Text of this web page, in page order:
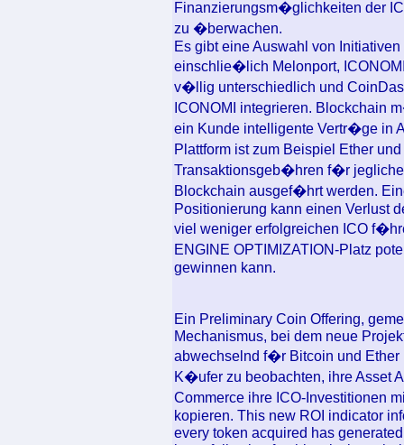
Finanzierungsm�glichkeiten der
zu �berwachen.
Es gibt eine Auswahl von
einschlie�lich Melonport,
v�llig unterschiedlich und
ICONOMI integrieren. Blockchain
ein Kunde intelligente Vertr�ge in
Plattform ist zum Beispiel Ether
Transaktionsgeb�hren f�r jegliche
Blockchain ausgef�hrt werden.
Positionierung kann einen Verlust
viel weniger erfolgreichen ICO
ENGINE OPTIMIZATION-Platz
gewinnen kann.
Ein Preliminary Coin Offering,
Mechanismus, bei dem neue
abwechselnd f�r Bitcoin und
K�ufer zu beobachten, ihre Asset
Commerce ihre ICO-Investitionen
kopieren. This new ROI indicator
every token acquired has